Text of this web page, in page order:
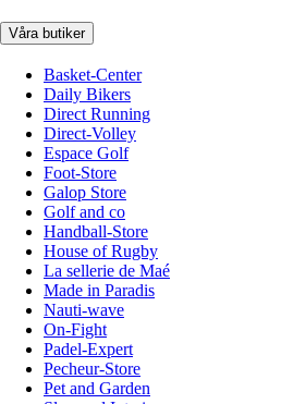
Våra butiker
Basket-Center
Daily Bikers
Direct Running
Direct-Volley
Espace Golf
Foot-Store
Galop Store
Golf and co
Handball-Store
House of Rugby
La sellerie de Maé
Made in Paradis
Nauti-wave
On-Fight
Padel-Expert
Pecheur-Store
Pet and Garden